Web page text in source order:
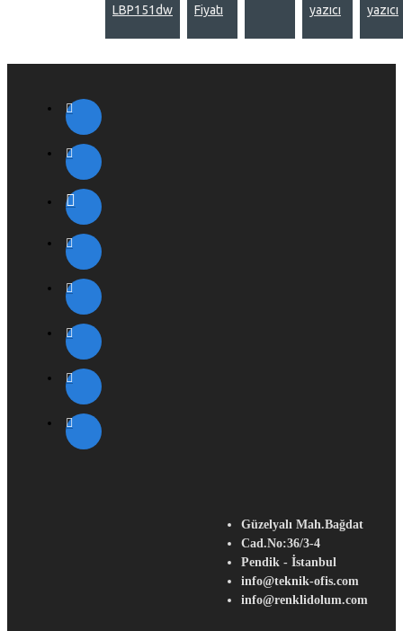
LBP151dw
Fiyatı
yazıcı
yazıcı
Güzelyalı Mah.Bağdat
Cad.No:36/3-4
Pendik - İstanbul
info@teknik-ofis.com
info@renklidolum.com